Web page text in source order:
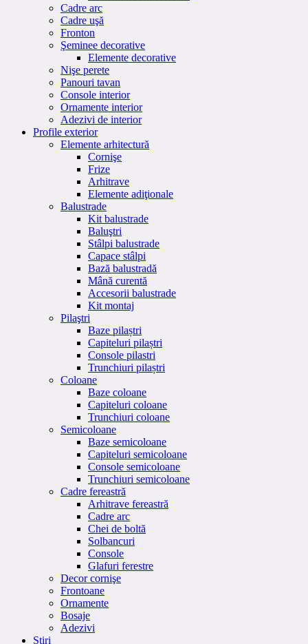
Cadre arc
Cadre uşă
Fronton
Şeminee decorative
Elemente decorative
Nişe perete
Panouri tavan
Console interior
Ornamente interior
Adezivi de interior
Profile exterior
Elemente arhitectură
Cornişe
Frize
Arhitrave
Elemente adiţionale
Balustrade
Kit balustrade
Baluştri
Stâlpi balustrade
Capace stâlpi
Bază balustradă
Mână curentă
Accesorii balustrade
Kit montaj
Pilaştri
Baze pilaștri
Capiteluri pilaștri
Console pilastri
Trunchiuri pilaștri
Coloane
Baze coloane
Capiteluri coloane
Trunchiuri coloane
Semicoloane
Baze semicoloane
Capiteluri semicoloane
Console semicoloane
Trunchiuri semicoloane
Cadre fereastră
Arhitrave fereastră
Cadre arc
Chei de boltă
Solbancuri
Console
Glafuri ferestre
Decor cornişe
Frontoane
Ornamente
Bosaje
Adezivi
Stiri